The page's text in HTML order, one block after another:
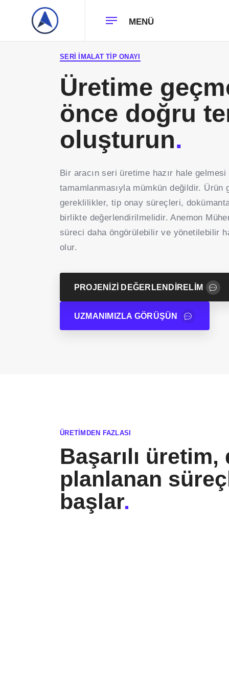
MENÜ
SERI İMALAT TIP ONAYI
Üretime
önce doğru
oluşturun.
Bir aracın seri üretime hazır hale gelmesi
tamamlanmasıyla mümkün değildir. Ürün
gereklilikler, tip onay süreçleri,
birlikte değerlendirilmelidir. Anemon
süreci daha öngörülebilir ve yönetilebilir
olur.
PROJENIZI DEĞERLENDIRELIM
UZMANIMIZLA GÖRÜŞÜN
ÜRETIMDEN FAZLASI
Başarılı üretim,
planlanan
başlar.